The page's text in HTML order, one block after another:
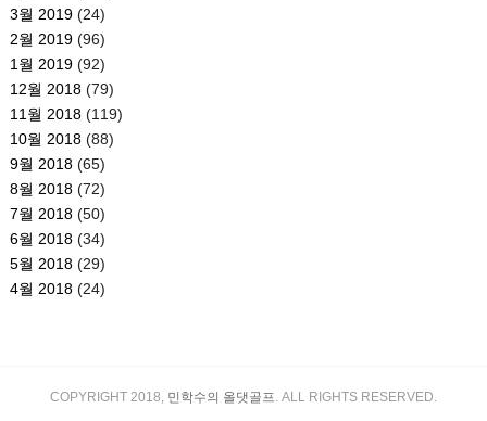
3월 2019(24)
2월 2019(96)
1월 2019(92)
12월 2018(79)
11월 2018(119)
10월 2018(88)
9월 2018(65)
8월 2018(72)
7월 2018(50)
6월 2018(34)
5월 2018(29)
4월 2018(24)
COPYRIGHT 2018, 민학수의 올댓골프. ALL RIGHTS RESERVED.